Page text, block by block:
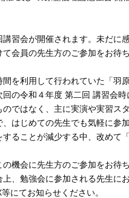
習会が開催されます。未だに
会員の先生方のご参加をお待ち
間を利用して行われていた「羽
の令和４年度 第二回 講習会
ではなく、主に実演や実習ス
はじめての先生でも気軽に参
ることが減少する中、改めて
機会に先生方のご参加をお待ち
、勉強会に参加される先生に
にてお知らせください。